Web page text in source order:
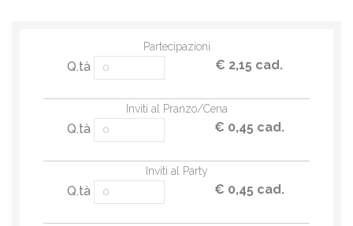
Partecipazioni
Q.tà € 2,15 cad.
Inviti al Pranzo/Cena
Q.tà € 0,45 cad.
Inviti al Party
Q.tà € 0,45 cad.